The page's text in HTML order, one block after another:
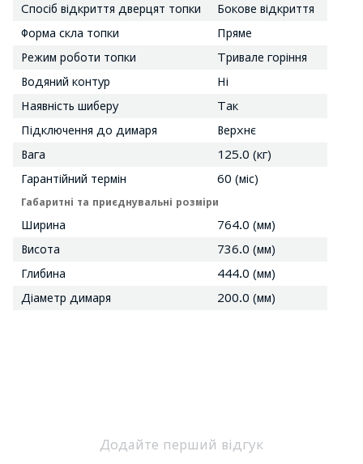
Спосіб відкриття дверцят топки
Бокове відкриття
Форма скла топки
Пряме
Режим роботи топки
Тривале горіння
Водяний контур
Ні
Наявність шиберу
Так
Підключення до димаря
Верхнє
Вага
125.0 (кг)
Гарантійний термін
60 (міс)
Габаритні та приєднувальні розміри
Ширина
764.0 (мм)
Висота
736.0 (мм)
Глибина
444.0 (мм)
Діаметр димаря
200.0 (мм)
Додайте перший відгук